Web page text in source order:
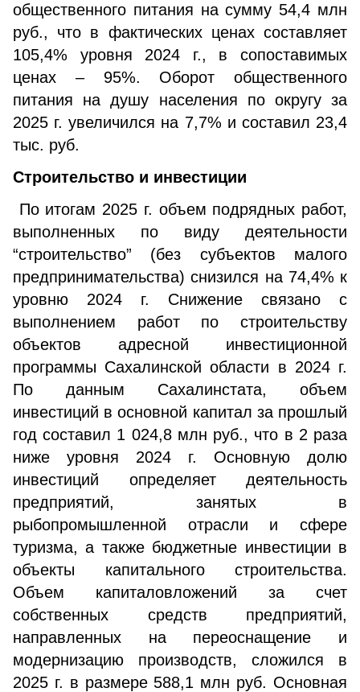
общественного питания на сумму 54,4 млн
руб., что в фактических ценах составляет
105,4% уровня 2024 г., в сопоставимых
ценах – 95%. Оборот общественного
питания на душу населения по округу за
2025 г. увеличился на 7,7% и составил 23,4
тыс. руб.
Строительство и инвестиции
По итогам 2025 г. объем подрядных работ,
выполненных по виду деятельности
“строительство” (без субъектов малого
предпринимательства) снизился на 74,4% к
уровню 2024 г. Снижение связано с
выполнением работ по строительству
объектов адресной инвестиционной
программы Сахалинской области в 2024 г.
По данным Сахалинстата, объем
инвестиций в основной капитал за прошлый
год составил 1 024,8 млн руб., что в 2 раза
ниже уровня 2024 г. Основную долю
инвестиций определяет деятельность
предприятий, занятых в
рыбопромышленной отрасли и сфере
туризма, а также бюджетные инвестиции в
объекты капитального строительства.
Объем капиталовложений за счет
собственных средств предприятий,
направленных на переоснащение и
модернизацию производств, сложился в
2025 г. в размере 588,1 млн руб. Основная